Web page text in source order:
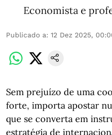
Economista e
Publicado a: 12 Dez 2025,
Sem prejuízo de uma
forte, importa apostar
que se converta em
estratégia de